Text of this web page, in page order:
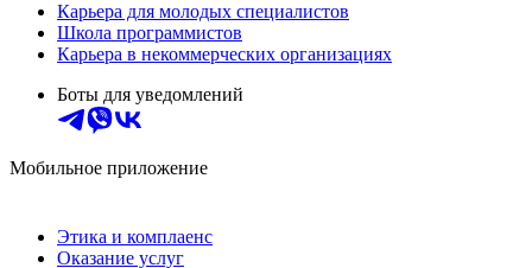
Карьера для молодых специалистов
Школа программистов
Карьера в некоммерческих организациях
Боты для уведомлений
Мобильное приложение
Этика и комплаенс
Оказание услуг